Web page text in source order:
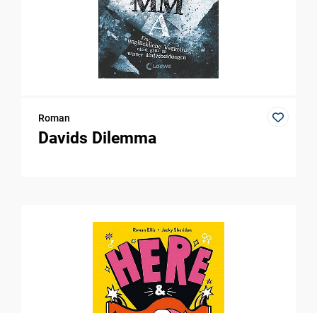
Roman
Davids Dilemma